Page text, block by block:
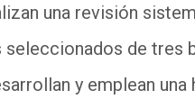
una revisión
de tres
y emplean